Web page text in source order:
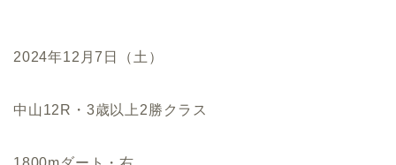
2024年12月7日（土）
中山12R・3歳以上2勝クラス